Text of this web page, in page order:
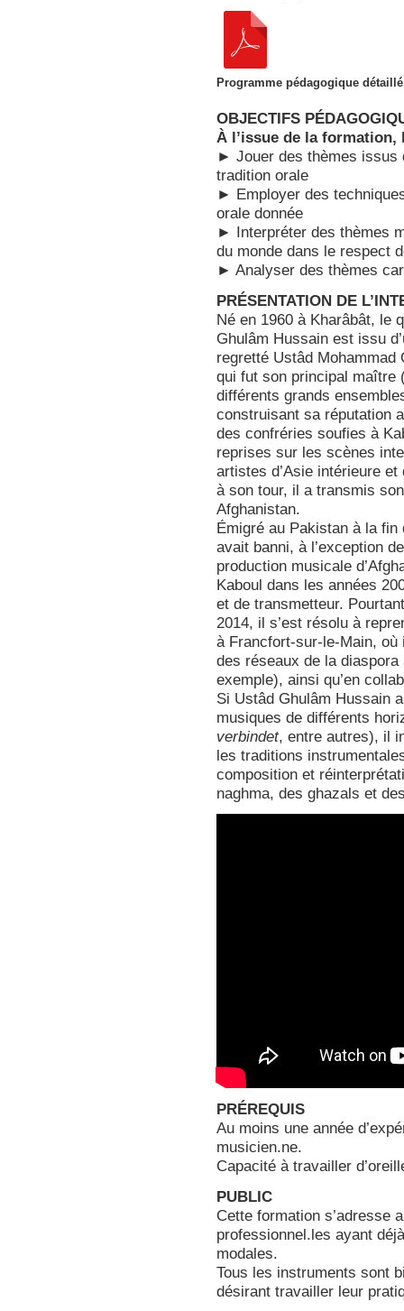
Programme pédagogique
OBJECTIFS
À l’issue de la
► Jouer des thèmes issus
tradition orale
► Employer des
orale donnée
► Interpréter des thèmes
du monde dans le respect
► Analyser des thèmes
PRÉSENTATION DE
Né en 1960 à Kharâbât, le
Ghulâm Hussain est issu
regretté Ustâd
qui fut son principal maître
différents grands
construisant sa réputation
des confréries soufies à
reprises sur les scènes
artistes d’Asie intérieure
à son tour, il a transmis
Afghanistan.
Émigré au Pakistan à la
avait banni, à l’exception
production musicale
Kaboul dans les années
et de transmetteur.
2014, il s’est résolu à
à Francfort-sur-le-Main,
des réseaux de la
exemple), ainsi qu’en
Si Ustâd Ghulâm Hussain
musiques de différents
verbindet, entre autres), il
les traditions
composition et
naghma, des ghazals et
PRÉREQUIS
Au moins une année
musicien.ne.
Capacité à travailler
PUBLIC
Cette formation s’adresse
professionnel.les ayant
modales.
Tous les instruments sont
désirant travailler leur